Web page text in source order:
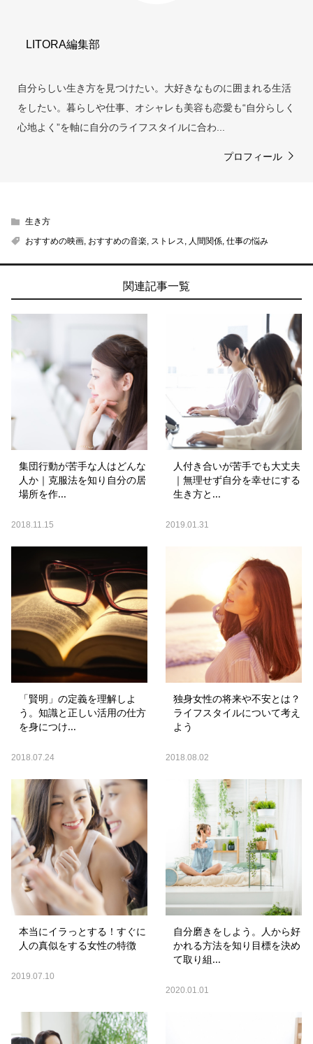
LITORA編集部
自分らしい生き方を見つけたい。大好きなものに囲まれる生活
をしたい。暮らしや仕事、オシャレも美容も恋愛も“自分らしく
心地よく”を軸に自分のライフスタイルに合わ...
プロフィール
生き方
おすすめの映画 おすすめの音楽 ストレス 人間関係 仕事の悩み
関連記事一覧
集団行動が苦手な人はどんな
人か｜克服法を知り自分の居
場所を作...
2018.11.15
人付き合いが苦手でも大丈夫
｜無理せず自分を幸せにする
生き方と...
2019.01.31
「賢明」の定義を理解しよ
う。知識と正しい活用の仕方
を身につけ...
2018.07.24
独身女性の将来や不安とは？
ライフスタイルについて考え
よう
2018.08.02
本当にイラっとする！すぐに
人の真似をする女性の特徴
2019.07.10
自分磨きをしよう。人から好
かれる方法を知り目標を決め
て取り組...
2020.01.01